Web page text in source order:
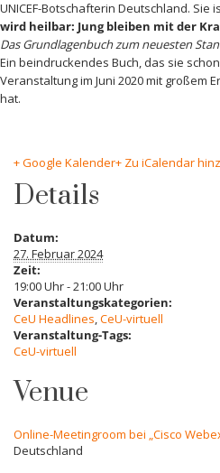
UNICEF-Botschafterin Deutschland. Sie
wird heilbar: Jung bleiben mit der
Das Grundlagenbuch zum neuesten
Ein beindruckendes Buch, das sie
Veranstaltung im Juni 2020 mit großem
hat.
+ Google Kalender+ Zu iCalendar
Details
Datum:
27. Februar 2024
Zeit:
19:00 Uhr - 21:00 Uhr
Veranstaltungskategorien:
CeU Headlines,CeU-virtuell
Veranstaltung-Tags:
CeU-virtuell
Venue
Online-Meetingroom bei „Cisco
Deutschland